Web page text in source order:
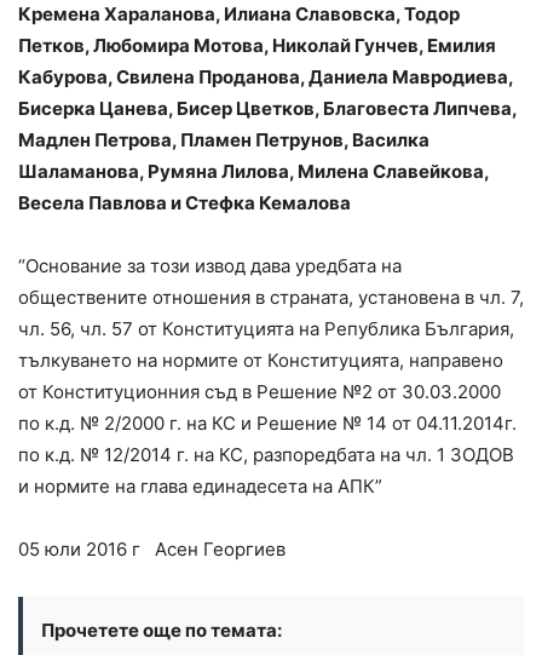
Кремена Хараланова, Илиана Славовска, Тодор
Петков, Любомира Мотова, Николай Гунчев, Емилия
Кабурова, Свилена Проданова, Даниела Мавродиева,
Бисерка Цанева, Бисер Цветков, Благовеста Липчева,
Мадлен Петрова, Пламен Петрунов, Василка
Шаламанова, Румяна Лилова, Милена Славейкова,
Весела Павлова и Стефка Кемалова
“Основание за този извод дава уредбата на
обществените отношения в страната, установена в чл. 7,
чл. 56, чл. 57 от Конституцията на Република България,
тълкуването на нормите от Конституцията, направено
от Конституционния съд в Решение №2 от 30.03.2000
по к.д. № 2/2000 г. на КС и Решение № 14 от 04.11.2014г.
по к.д. № 12/2014 г. на КС, разпоредбата на чл. 1 ЗОДОВ
и нормите на глава единадесета на АПК”
05 юли 2016 г Асен Георгиев
Прочетете още по темата: